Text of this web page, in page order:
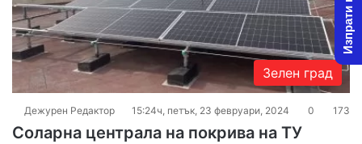
Зелен град
Дежурен Редактор 15:24ч, петък, 23 февруари, 2024 0 173
Соларна централа на покрива на ТУ